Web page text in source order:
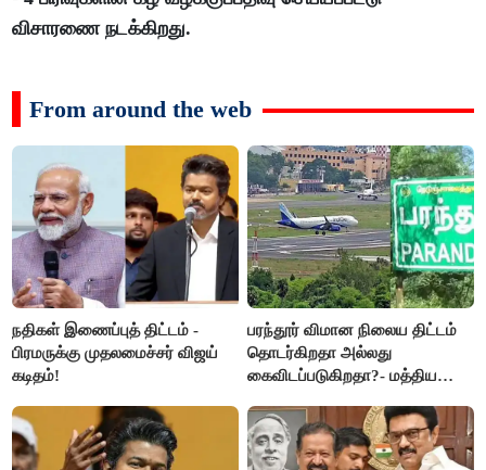
விசாரணை நடக்கிறது.
From around the web
நதிகள் இணைப்புத் திட்டம் -
பிரமருக்கு முதலமைச்சர் விஜய்
கடிதம்!
பரந்தூர் விமான நிலைய திட்டம்
தொடர்கிறதா அல்லது
கைவிடப்படுகிறதா?- மத்திய